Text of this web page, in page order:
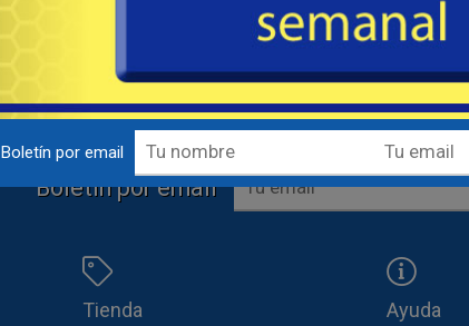
Boletín por email
Compartir
Boletín por email
Tienda Ayuda